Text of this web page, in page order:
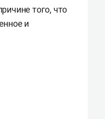
того, что
и